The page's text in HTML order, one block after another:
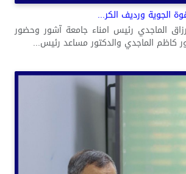
الجوية ورديف الكر...
الماجدي رئيس امناء جامعة آشور وحضور
كاظم الماجدي والدكتور مساعد رئيس...